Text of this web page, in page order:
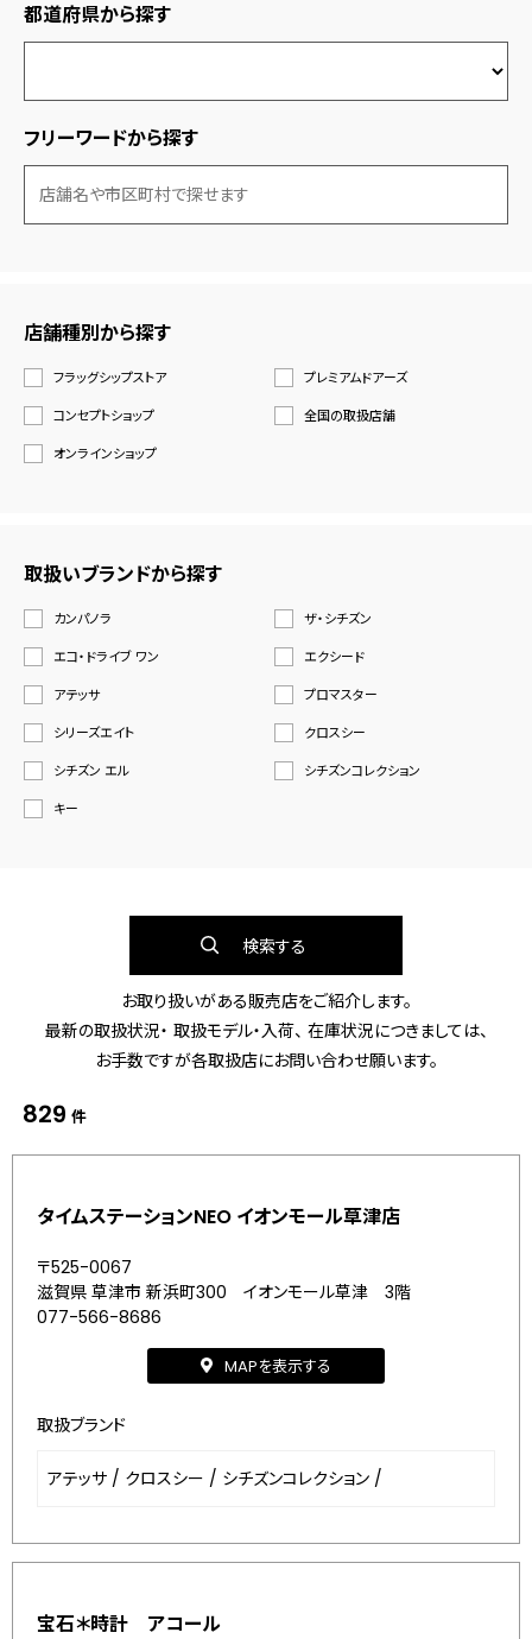
都道府県から探す
フリーワードから探す
店舗種別から探す
フラッグシップストア
プレミアムドアーズ
コンセプトショップ
全国の取扱店舗
オンラインショップ
取扱いブランドから探す
カンパノラ
ザ・シチズン
エコ・ドライブ ワン
エクシード
アテッサ
プロマスター
シリーズエイト
クロスシー
シチズン エル
シチズンコレクション
キー
検索する
お取り扱いがある販売店をご紹介します。
最新の取扱状況・ 取扱モデル・入荷、 在庫状況につきましては、
お手数ですが各取扱店にお問い合わせ願います。
829 件
タイムステーションNEO イオンモール草津店
〒525-0067
滋賀県 草津市 新浜町300 イオンモール草津 3階
077-566-8686
MAPを表示する
取扱ブランド
アテッサ / クロスシー / シチズンコレクション /
宝石＊時計 アコール